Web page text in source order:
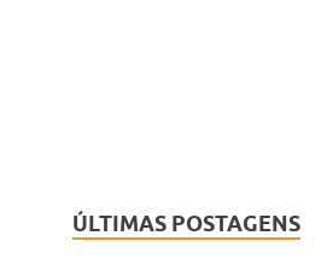
ÚLTIMAS POSTAGENS